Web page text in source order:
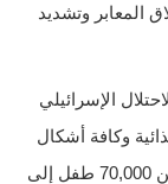
المعابر وتشديد
الإسرائيلي
وكافة أشكال
المساعدات الإنسانية، ما أدى إلى وصول أكثر من 70,000 طفل إلى